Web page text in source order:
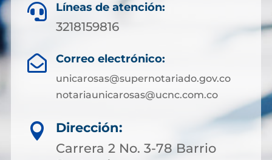
 Líneas de atención:
3218159816
 Correo electrónico:
unicarosas@supernotariado.gov.co
notariaunicarosas@ucnc.com.co

Dirección:
Carrera 2 No. 3-78 Barrio